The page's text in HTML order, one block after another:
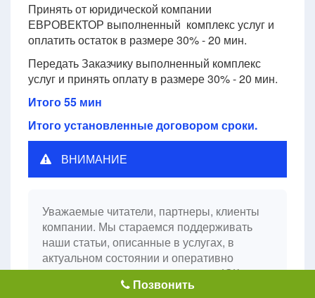
Принять от юридической компании
ЕВРОВЕКТОР выполненный комплекс услуг и
оплатить остаток в размере 30% - 20 мин.
Передать Заказчику выполненный комплекс
услуг и принять оплату в размере 30% - 20 мин.
Итого 55 мин
Итого установленные договором сроки.
ВНИМАНИЕ
Уважаемые читатели, партнеры, клиенты
компании. Мы стараемся поддерживать
наши статьи, описанные в услугах, в
актуальном состоянии и оперативно
вносить изменения в них, однако, ЮК
ЕВРОВЕКТОР не гарантирует, что услуги,
Позвонить